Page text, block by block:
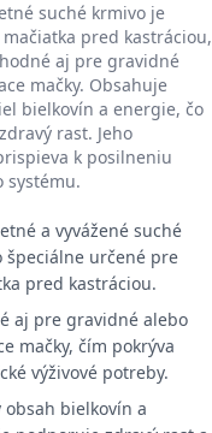
suché krmivo je
pred kastráciou,
aj pre gravidné
mačky. Obsahuje
bielkovín a energie, čo
rast. Jeho
k posilneniu
systému.
a vyvážené suché
špeciálne určené pre
pred kastráciou.
aj pre gravidné alebo
mačky, čím pokrýva
výživové potreby.
obsah bielkovín a